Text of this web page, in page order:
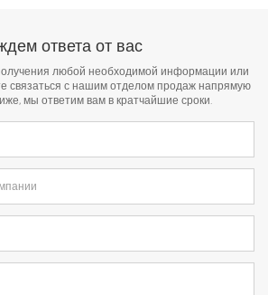
ответа от вас
любой необходимой информации или
связаться с нашим отделом продаж напрямую
мы ответим вам в кратчайшие сроки.